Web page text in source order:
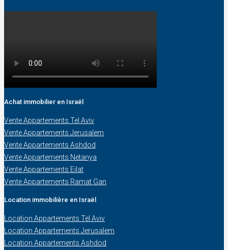
Achat immobilier en Israël
Vente Appartements Tel Aviv
Vente Appartements Jerusalem
Vente Appartements Ashdod
Vente Appartements Netanya
Vente Appartements Eilat
Vente Appartements Ramat Gan
Location immobilière en Israël
Location Appartements Tel Aviv
Location Appartements Jerusalem
Location Appartements Ashdod